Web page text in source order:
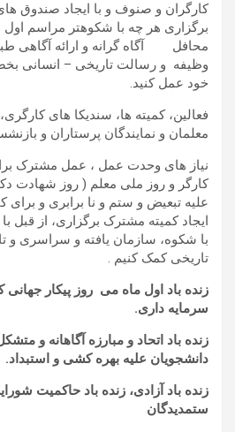
کارگران و صنوف و با ایجاد صندوق
برگزاری هر چه با شکوهتر مراسم اول
محافل آگاه گرانه و ارائه آگاهی
وظیفه و رسالت تاریخی – انسانی
خود عمل کنید.
فعالین، کمیته ها، سندیکا های
معلمان و نمایندگان پرستاران و
نیاز های وحدت عمل ، عمل مشترک
کارگر و روز ملی معلم ( روز شهادت
علیه تبعیض و ستم و نا برابری و برای
ایجاد کمیته مشترک برگزاری، از قبل
با شکوه، سازمان یافته و سراسری و
تاریخی کمک کنیم .
زنده باد اول ماه می روز پیکار جهانی
سرمایه داری.
زنده باد اتحاد و مبارزه آگاهانه و
دانشجویان علیه بهره کشی و استبداد.
زنده باد آزادی، زنده باد حاکمیت
ستمدیدگان